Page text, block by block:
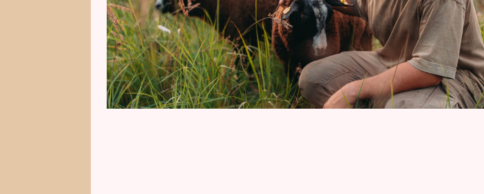
Přesto přichází i zásadní moment. Začínají se rýsovat základy
budoucího rodinného domu.